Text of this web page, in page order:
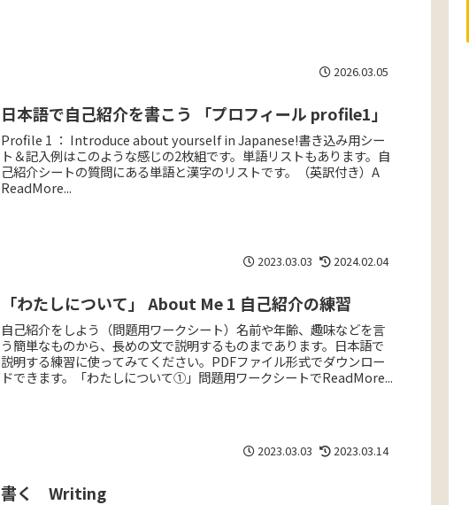
2026.03.05
日本語で自己紹介を書こう 「プロフィール profile1」
Profile 1 ： Introduce about yourself in Japanese!書き込み用シー
ト＆記入例はこのような感じの2枚組です。単語リストもあります。自
己紹介シートの質問にある単語と漢字のリストです。（英訳付き）A
ReadMore...
2023.03.03 2024.02.04
「わたしについて」 About Me 1 自己紹介の練習
自己紹介をしよう（問題用ワークシート）名前や年齢、趣味などを言
う簡単なものから、長めの文で説明するものまであります。日本語で
説明する練習に使ってみてください。PDFファイル形式でダウンロー
ドできます。「わたしについて①」問題用ワークシートでReadMore...
2023.03.03 2023.03.14
書く Writing